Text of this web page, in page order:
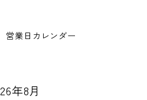
営業日カレンダー
年8月